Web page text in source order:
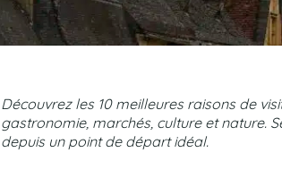
Découvrez les 10 meilleures raisons de
gastronomie, marchés, culture et nature.
depuis un point de départ idéal.